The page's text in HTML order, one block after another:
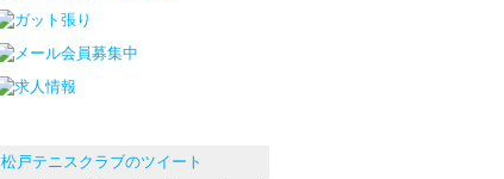
松戸テニスクラブのツイート